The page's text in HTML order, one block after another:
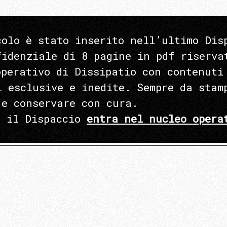
è stato inserito nell’ultimo
di 8 pagine in pdf
di Dissipatio con contenuti
esclusive e inedite. Sempre da
conservare con cura.
il Dispaccio entra nel nucleo